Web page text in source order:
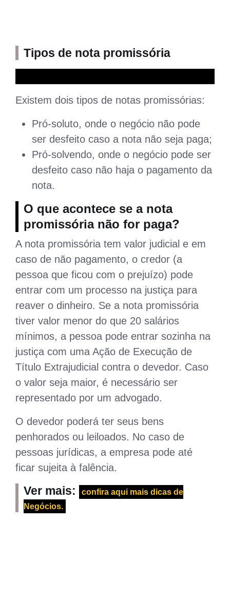
Tipos de nota promissória
Existem dois tipos de notas promissórias:
Pró-soluto, onde o negócio não pode
ser desfeito caso a nota não seja paga;
Pró-solvendo, onde o negócio pode ser
desfeito caso não haja o pagamento da
nota.
O que acontece se a nota
promissória não for paga?
A nota promissória tem valor judicial e em
caso de não pagamento, o credor (a
pessoa que ficou com o prejuízo) pode
entrar com um processo na justiça para
reaver o dinheiro. Se a nota promissória
tiver valor menor do que 20 salários
mínimos, a pessoa pode entrar sozinha na
justiça com uma Ação de Execução de
Título Extrajudicial contra o devedor. Caso
o valor seja maior, é necessário ser
representado por um advogado.
O devedor poderá ter seus bens
penhorados ou leiloados. No caso de
pessoas jurídicas, a empresa pode até
ficar sujeita à falência.
Ver mais:
confira aqui mais dicas de
Negócios.